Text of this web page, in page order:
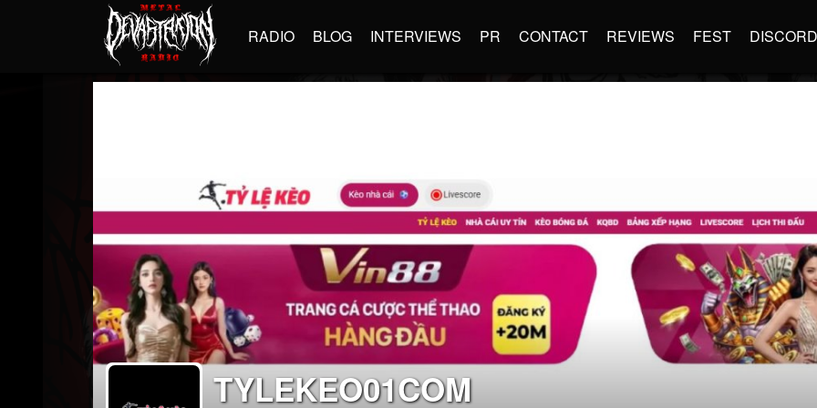
RADIO BLOG INTERVIEWS PR CONTACT REVIEWS FEST DISCORD
TYLEKEO01COM